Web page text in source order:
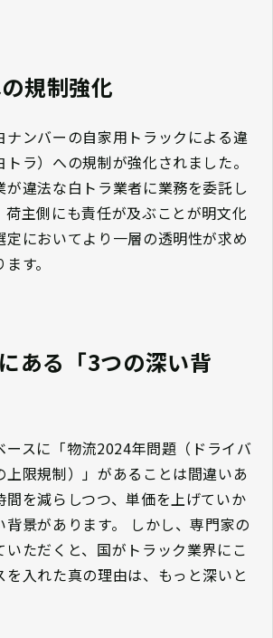
規制強化
ナンバーの自家用トラックによる違
ラ）への規制が強化されました。
が違法な白トラ業者に業務を委託し
荷主側にも責任が及ぶことが明文化
定においてより一層の透明性が求め
す。
ある「3つの深い背
ースに「物流2024年問題（ドライバ
上限規制）」があることは間違いあ
間を減らしつつ、単価を上げていか
背景があります。 しかし、専門家の
ただくと、国がトラック業界にこ
を入れた真の理由は、もっと深いと